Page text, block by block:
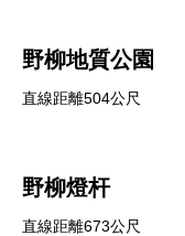
野柳地質公園
直線距離504公尺
野柳燈杆
直線距離673公尺